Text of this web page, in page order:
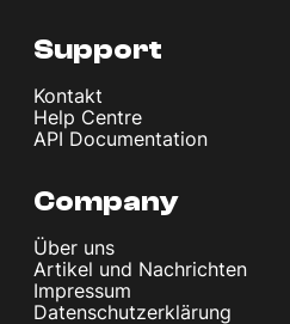
Support
Kontakt
Help Centre
API Documentation
Company
Über uns
Artikel und Nachrichten
Impressum
Datenschutzerklärung